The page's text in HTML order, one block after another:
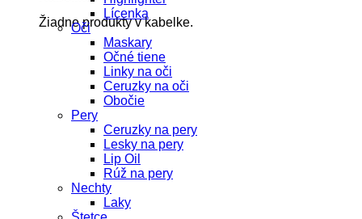
Žiadne produkty v kabelke.
Lícenka
Oči
Maskary
Očné tiene
Linky na oči
Ceruzky na oči
Obočie
Pery
Ceruzky na pery
Lesky na pery
Lip Oil
Rúž na pery
Nechty
Laky